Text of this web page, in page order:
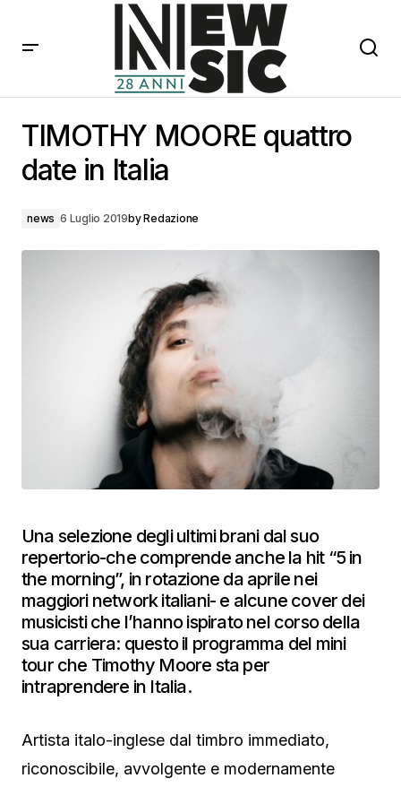
TIMOTHY MOORE quattro
date in Italia
news 6 Luglio 2019byRedazione
Una selezione degli ultimi brani dal suo
repertorio-che comprende anche la hit “5 in
the morning”, in rotazione da aprile nei
maggiori network italiani- e alcune cover dei
musicisti che l’hanno ispirato nel corso della
sua carriera: questo il programma del mini
tour che Timothy Moore sta per
intraprendere in Italia.
Artista italo-inglese dal timbro immediato,
riconoscibile, avvolgente e modernamente